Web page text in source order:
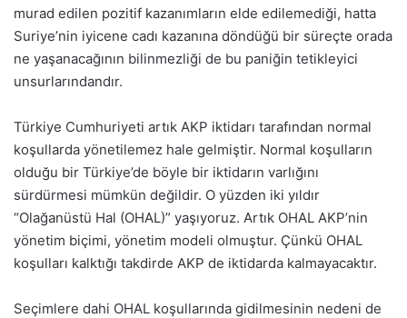
murad edilen pozitif kazanımların elde edilemediği, hatta
Suriye’nin iyicene cadı kazanına döndüğü bir süreçte orada
ne yaşanacağının bilinmezliği de bu paniğin tetikleyici
unsurlarındandır.
Türkiye Cumhuriyeti artık AKP iktidarı tarafından normal
koşullarda yönetilemez hale gelmiştir. Normal koşulların
olduğu bir Türkiye’de böyle bir iktidarın varlığını
sürdürmesi mümkün değildir. O yüzden iki yıldır
“Olağanüstü Hal (OHAL)” yaşıyoruz. Artık OHAL AKP’nin
yönetim biçimi, yönetim modeli olmuştur. Çünkü OHAL
koşulları kalktığı takdirde AKP de iktidarda kalmayacaktır.
Seçimlere dahi OHAL koşullarında gidilmesinin nedeni de